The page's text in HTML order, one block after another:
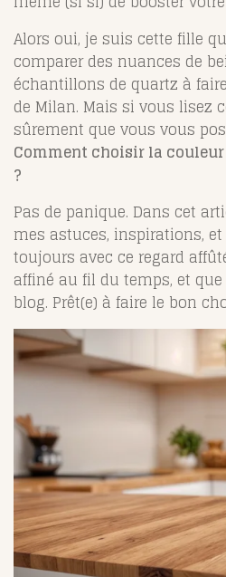
Alors oui, je suis cette fille
comparer des nuances de
échantillons de quartz à
de Milan. Mais si vous lisez
sûrement que vous vous
Comment choisir la
?
Pas de panique. Dans cet
mes astuces, inspirations,
toujours avec ce regard
affiné au fil du temps, et
blog. Prêt(e) à faire le bon